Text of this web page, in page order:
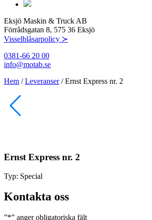
Eksjö Maskin & Truck AB
Förrådsgatan 8, 575 36 Eksjö
Visselblåsarpolicy ≻
0381-66 20 00
info@motab.se
Hem /Leveranser/Ernst Express nr. 2
Ernst Express nr. 2
Typ: Special
Kontakta oss
”*” anger obligatoriska fält